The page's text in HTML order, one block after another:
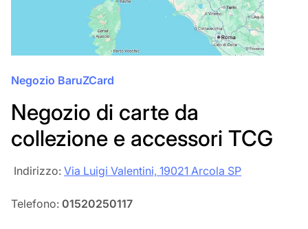
Negozio BaruZCard
Negozio di carte da
collezione e accessori TCG
‎‎ Indirizzo: Via Luigi Valentini, 19021 Arcola SP
Telefono: 01520250117